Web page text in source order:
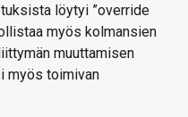
löytyi ”override
myös kolmansien
muuttamisen
myös toimivan